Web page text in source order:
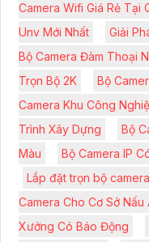
Camera Wifi Giá Rẻ Tại
Unv Mới Nhất
Giải
Bộ Camera Đàm Thoại
Trọn Bộ 2K
Bộ
Camera Khu Công
Trình Xây Dựng
Bộ
Màu
Bộ Camera IP
Lắp đặt trọn bộ
Camera Cho Cơ Sở Nấu
Xưởng Có Báo Động